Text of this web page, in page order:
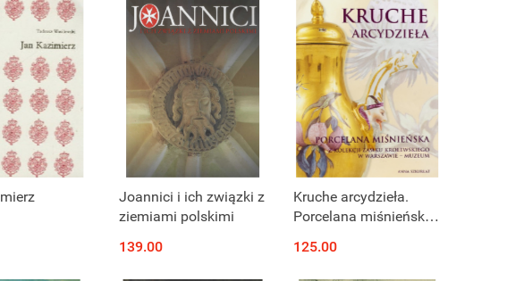
1573 r. ...
niedostępny Produkt niedostępny
Joannici i ich związki z
ziemiami polskimi
139.00
Produkt niedostępny
Kruche arcydzieła.
Porcelana miśnieńska
Królewskiego w
Warszawie - Muzeum
125.00